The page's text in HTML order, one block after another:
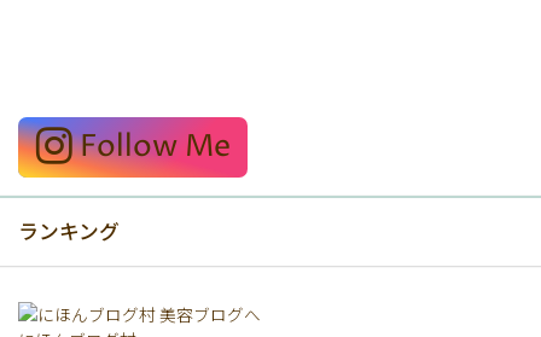
Follow Me
ランキング